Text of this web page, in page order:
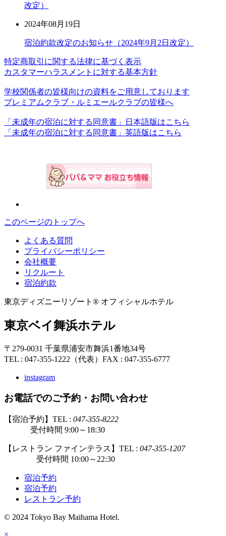
改定）
2024年08月19日
宿泊約款改定のお知らせ（2024年9月2日改定）
特定商取引に関する法律に基づく表示
カスタマーハラスメントに対する基本方針
学校関係者の皆様向けの資料をご用意しております
プレミアムクラブ・ルミエールクラブの皆様へ
「未成年の宿泊に対する同意書」日本語版はこちら
「未成年の宿泊に対する同意書」英語版はこちら
このページのトップへ
よくある質問
プライバシーポリシー
会社概要
リクルート
宿泊約款
東京ディズニーリゾート® オフィシャルホテル
東京ベイ舞浜ホテル
〒279-0031 千葉県浦安市舞浜1番地34号
TEL : 047-355-1222（代表） FAX : 047-355-6777
instagram
お電話でのご予約・お問い合わせ
【宿泊予約】TEL : 047-355-8222
受付時間 9:00～18:30
【レストラン ファインテラス】TEL : 047-355-1207
受付時間 10:00～22:30
宿泊予約
宿泊予約
レストラン予約
© 2024 Tokyo Bay Maihama Hotel.
×